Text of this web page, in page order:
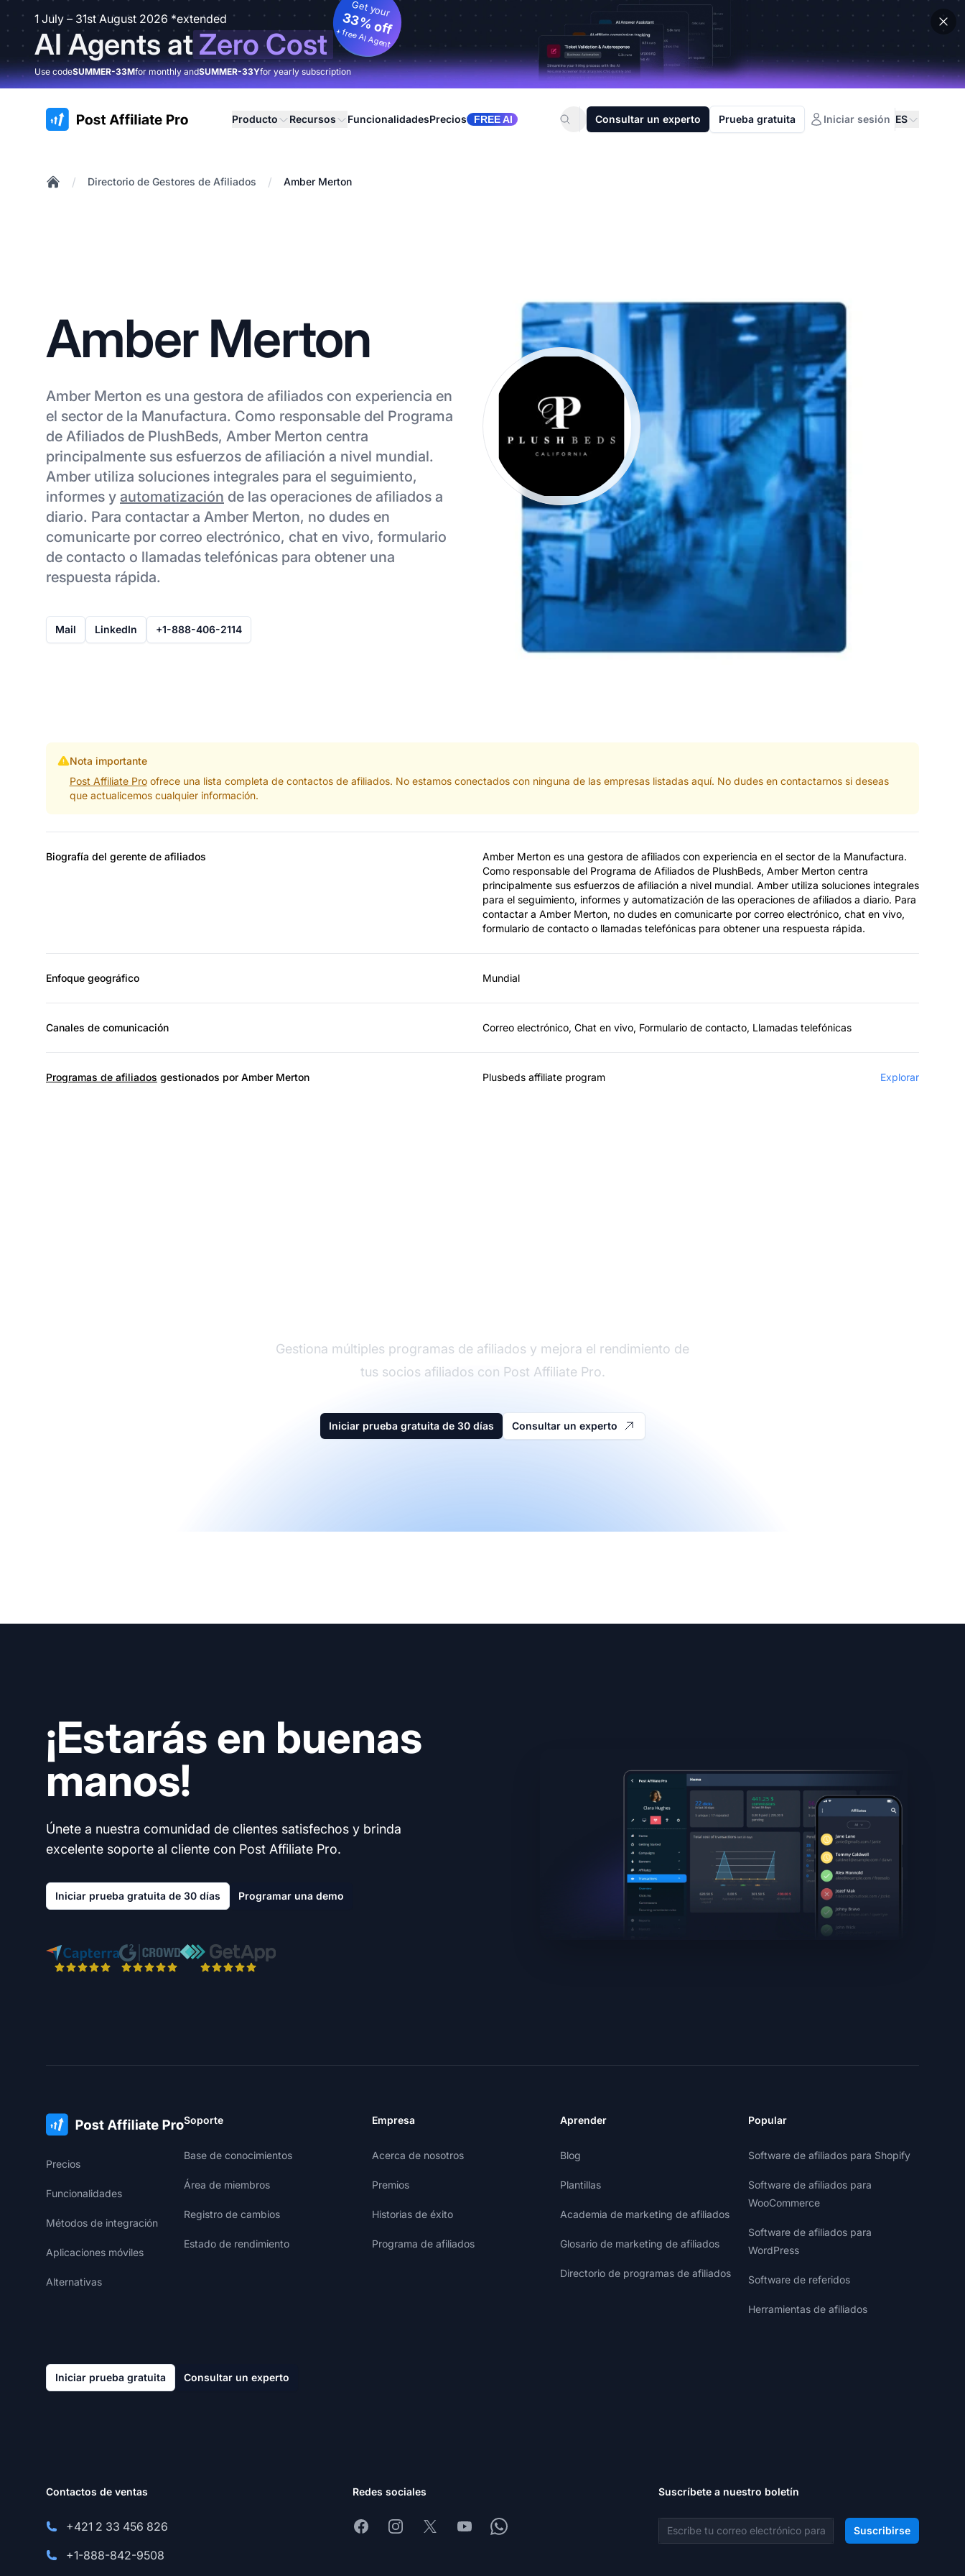
1 July – 31st August 2026 *extended
AI Agents atZero Cost
Get your
33% off
+ free AI Agent
Use codeSUMMER-33Mfor monthly andSUMMER-33Yfor yearly subscription
:site.title Producto Recursos FuncionalidadesPrecios FREE AI Consultar un experto Prueba gratuita Iniciar sesión ES
/ Directorio de Gestores de Afiliados / Amber Merton
Amber Merton
Amber Merton es una gestora de afiliados con experiencia en
el sector de la Manufactura. Como responsable del Programa
de Afiliados de PlushBeds, Amber Merton centra
principalmente sus esfuerzos de afiliación a nivel mundial.
Amber utiliza soluciones integrales para el seguimiento,
informes y automatización de las operaciones de afiliados a
diario. Para contactar a Amber Merton, no dudes en
comunicarte por correo electrónico, chat en vivo, formulario
de contacto o llamadas telefónicas para obtener una
respuesta rápida.
Mail LinkedIn +1-888-406-2114
Nota importante
Post Affiliate Proofrece una lista completa de contactos de afiliados. No estamos conectados con ninguna de las empresas listadas aquí. No dudes en contactarnos si deseas
que actualicemos cualquier información.
Biografía del gerente de afiliados
Amber Merton es una gestora de afiliados con experiencia en el sector de la Manufactura.
Como responsable del Programa de Afiliados de PlushBeds, Amber Merton centra
principalmente sus esfuerzos de afiliación a nivel mundial. Amber utiliza soluciones integrales
para el seguimiento, informes y automatización de las operaciones de afiliados a diario. Para
contactar a Amber Merton, no dudes en comunicarte por correo electrónico, chat en vivo,
formulario de contacto o llamadas telefónicas para obtener una respuesta rápida.
Enfoque geográfico Mundial
Canales de comunicación Correo electrónico, Chat en vivo, Formulario de contacto, Llamadas telefónicas
Programas de afiliados gestionados por Amber Merton Plusbeds affiliate program Explorar
Gestiona múltiples programas de afiliados y mejora el rendimiento de
tus socios afiliados con Post Affiliate Pro.
Iniciar prueba gratuita de 30 días Consultar un experto
¡Estarás en buenas
manos!
Únete a nuestra comunidad de clientes satisfechos y brinda
excelente soporte al cliente con Post Affiliate Pro.
Iniciar prueba gratuita de 30 días Programar una demo
Precios
Funcionalidades
Métodos de integración
Aplicaciones móviles
Alternativas
Soporte
Base de conocimientos
Área de miembros
Registro de cambios
Estado de rendimiento
Empresa
Acerca de nosotros
Premios
Historias de éxito
Programa de afiliados
Aprender
Blog
Plantillas
Academia de marketing de afiliados
Glosario de marketing de afiliados
Directorio de programas de afiliados
Popular
Software de afiliados para Shopify
Software de afiliados para
WooCommerce
Software de afiliados para
WordPress
Software de referidos
Herramientas de afiliados
Iniciar prueba gratuita Consultar un experto
Contactos de ventas
+421 2 33 456 826
+1-888-842-9508
Redes sociales
FacebookInstagram
X YoutubeWhatsapp
Suscríbete a nuestro boletín
Dirección de correo electrónico Suscribirse